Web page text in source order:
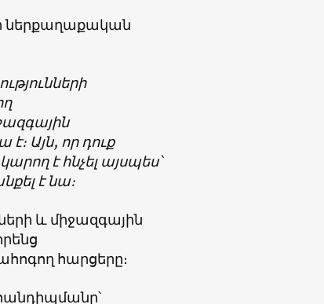
ներքաղաքական
Այն, որ դուք
է հնչել այսպես՝
է նա։
և միջազգային
հարցերը։